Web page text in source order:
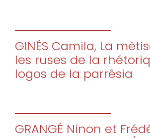
GINÉS Camila, La
les ruses de la
logos de la parrêsia
GRANGÉ Ninon et